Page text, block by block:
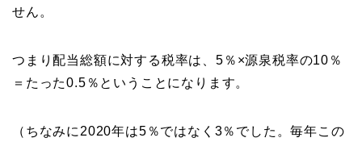
せん。
つまり配当総額に対する税率は、5％×源泉税率の10％
＝たった0.5％ということになります。
（ちなみに2020年は5％ではなく3％でした。毎年この